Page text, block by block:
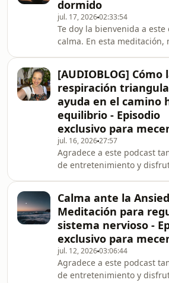
trata de esforzarse, sino de
que tu subconsciente abra
ese lugar de paz que ya
interior. Esta sesión es ideal si: •
Buscas un momento de
profund
dormido
jul. 17, 202602:33:54
Te doy la bienvenida a este
calma. En esta meditación,
nervioso y permitir que tu
esencia tenga espacio para
través de una visualización
visitaremos un lugar de luz
donde reconocerás las
que ya habitan en ti, como la
confianza, la creatividad y
sabiduría. Esta práctica i
[AUDIOBLOG] Cómo
respiración
ayuda en el camino
equilibrio - Episodio
exclusivo para
jul. 16, 202627:57
Agradece a este podcast
de entretenimiento y
comparto mi experiencia
la respiración consciente y
pranayama como
mejorar la relación con la
alimentación y el cuerpo.
cómo la respiración
cuadrangular me ayudan a
Calma ante la
Meditación para
sistema nervioso -
exclusivo para
jul. 12, 202603:06:44
Agradece a este podcast
de entretenimiento y